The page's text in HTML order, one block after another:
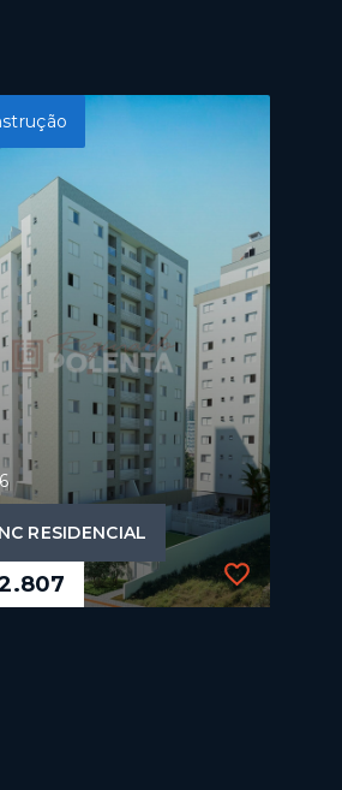
RESIDENCIAL